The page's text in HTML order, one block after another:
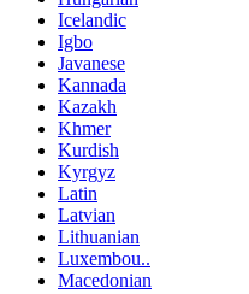
Icelandic
Igbo
Javanese
Kannada
Kazakh
Khmer
Kurdish
Kyrgyz
Latin
Latvian
Lithuanian
Luxembou..
Macedonian